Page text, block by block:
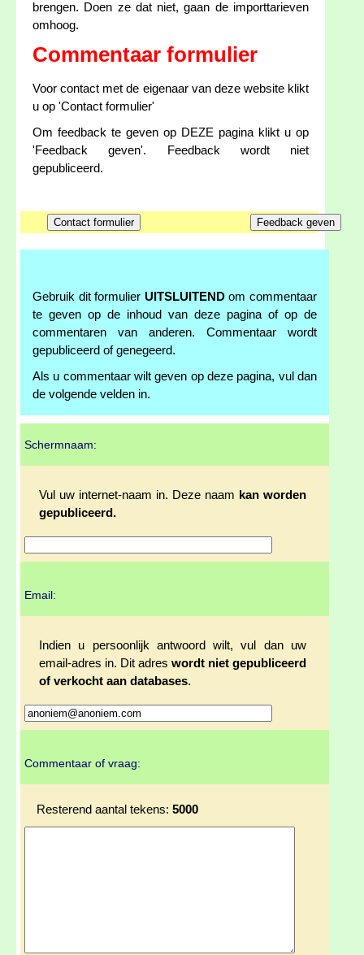
brengen. Doen ze dat niet, gaan de importtarieven
omhoog.
Commentaar formulier
Voor contact met de eigenaar van deze website klikt
u op 'Contact formulier'
Om feedback te geven op DEZE pagina klikt u op
'Feedback geven'. Feedback wordt niet
gepubliceerd.
Gebruik dit formulier UITSLUITENDom commentaar
te geven op de inhoud van deze pagina of op de
commentaren van anderen. Commentaar wordt
gepubliceerd of genegeerd.
Als u commentaar wilt geven op deze pagina, vul dan
de volgende velden in.
Schermnaam:
Vul uw internet-naam in. Deze naam kan worden
gepubliceerd.
Email:
Indien u persoonlijk antwoord wilt, vul dan uw
email-adres in. Dit adres wordt niet gepubliceerd
of verkocht aan databases.
Commentaar of vraag:
Resterend aantal tekens: 5000